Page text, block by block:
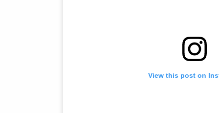
View this post on